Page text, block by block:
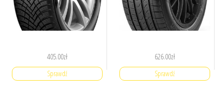
405.00zł
Sprawdź
626.00zł
Sprawdź